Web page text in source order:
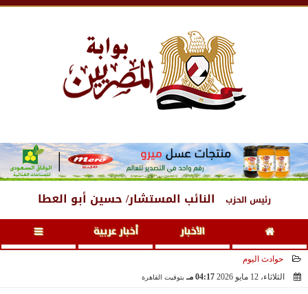
رئيس الحزب النائب المستشار/ حسين أبو العطا
الأخبار أخبار عربية
حوادث اليوم
الثلاثاء، 12 مايو 2026
04:17 مـ بتوقيت القاهرة